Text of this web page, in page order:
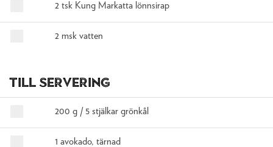
2 tsk Kung Markatta lönnsirap
2 msk vatten
Till servering
200 g / 5 stjälkar grönkål
1 avokado, tärnad